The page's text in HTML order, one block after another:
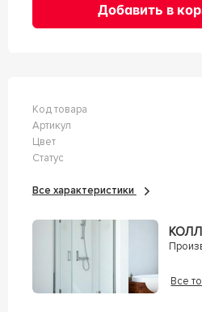
Добавить в
Код товара
Артикул
Цвет
Статус
Все характеристики
Все